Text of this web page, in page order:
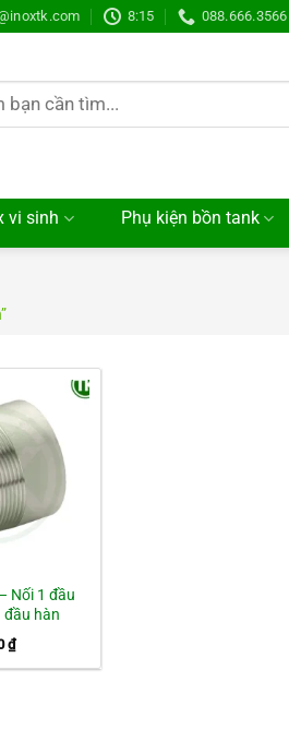
8:15 088.666.3566
vi sinh Phụ kiện bồn tank
Nối 1 đầu
đầu hàn
₫